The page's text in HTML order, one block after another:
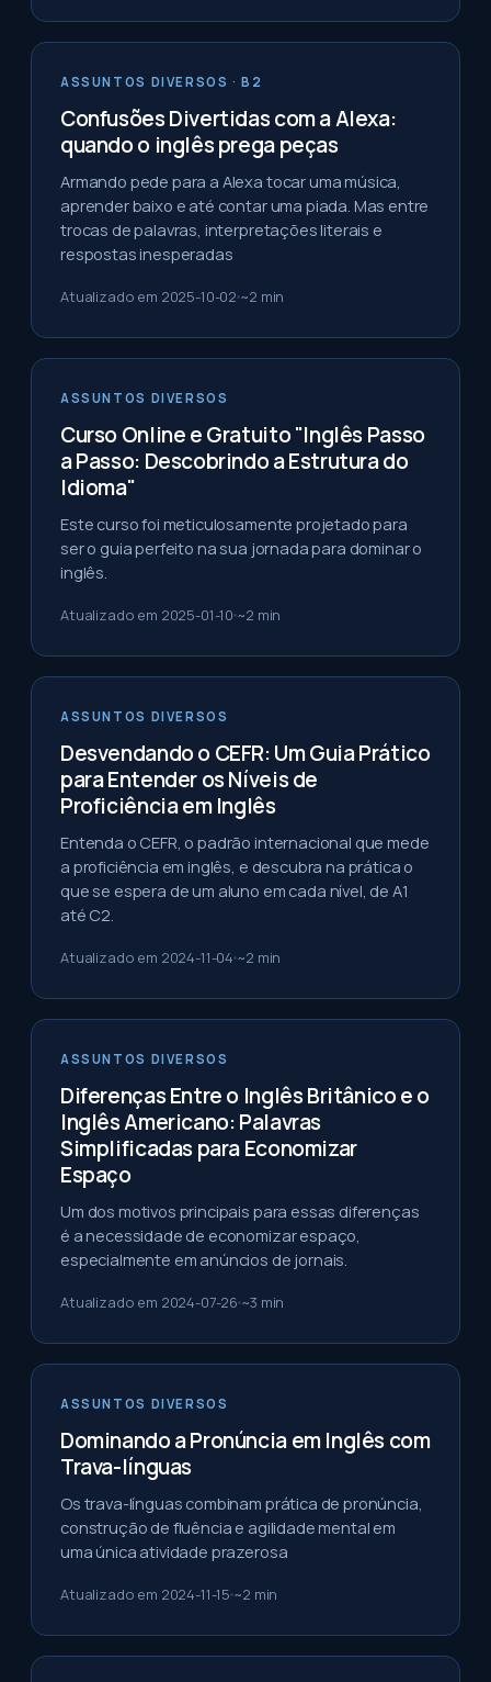
ASSUNTOS DIVERSOS · B2
Confusões Divertidas com a Alexa:
quando o inglês prega peças
Armando pede para a Alexa tocar uma música,
aprender baixo e até contar uma piada. Mas entre
trocas de palavras, interpretações literais e
respostas inesperadas
Atualizado em 2025-10-02 ~2 min
ASSUNTOS DIVERSOS
Curso Online e Gratuito "Inglês Passo
a Passo: Descobrindo a Estrutura do
Idioma"
Este curso foi meticulosamente projetado para
ser o guia perfeito na sua jornada para dominar o
inglês.
Atualizado em 2025-01-10 ~2 min
ASSUNTOS DIVERSOS
Desvendando o CEFR: Um Guia Prático
para Entender os Níveis de
Proficiência em Inglês
Entenda o CEFR, o padrão internacional que mede
a proficiência em inglês, e descubra na prática o
que se espera de um aluno em cada nível, de A1
até C2.
Atualizado em 2024-11-04 ~2 min
ASSUNTOS DIVERSOS
Diferenças Entre o Inglês Britânico e o
Inglês Americano: Palavras
Simplificadas para Economizar
Espaço
Um dos motivos principais para essas diferenças
é a necessidade de economizar espaço,
especialmente em anúncios de jornais.
Atualizado em 2024-07-26 ~3 min
ASSUNTOS DIVERSOS
Dominando a Pronúncia em Inglês com
Trava-línguas
Os trava-línguas combinam prática de pronúncia,
construção de fluência e agilidade mental em
uma única atividade prazerosa
Atualizado em 2024-11-15 ~2 min